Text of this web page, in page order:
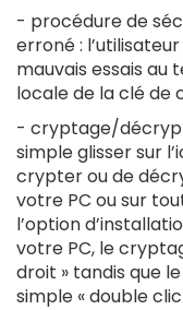
- procédure de
erroné:
mauvais essais au
locale de la clé de
- cryptage/
simple glisser sur
crypter ou de
votre PC ou sur
l’option
votre PC, le
droit » tandis que
simple « double clic